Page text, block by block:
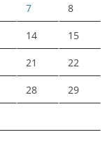
7 8
14 15
21 22
28 29